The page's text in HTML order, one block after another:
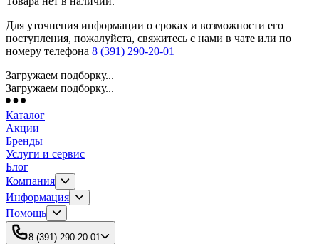
Для уточнения информации о сроках и возможности его
поступления, пожалуйста, свяжитесь с нами в чате или по
номеру телефона 8 (391) 290-20-01
Загружаем подборку...
Загружаем подборку...
Каталог
Акции
Бренды
Услуги и сервис
Блог
Компания
Информация
Помощь
8 (391) 290-20-01